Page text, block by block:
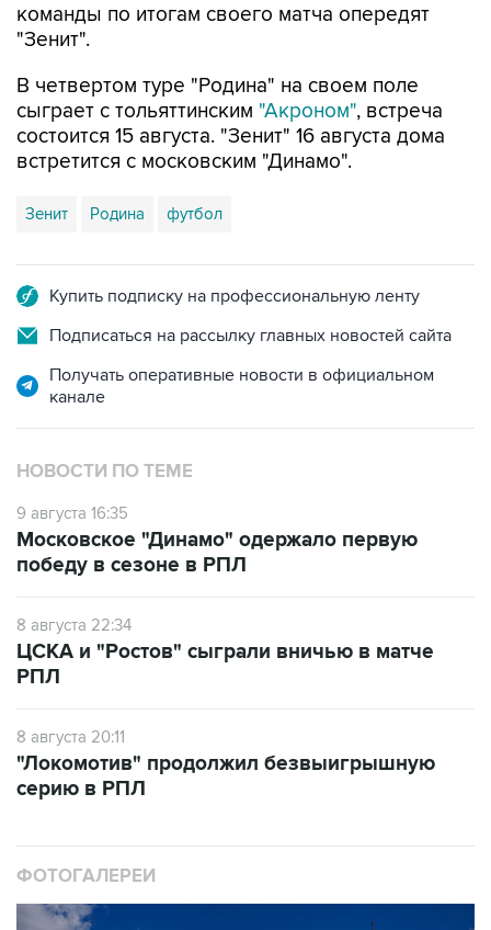
команды по итогам своего матча опередят
"Зенит".
В четвертом туре "Родина" на своем поле
сыграет с тольяттинским "Акроном", встреча
состоится 15 августа. "Зенит" 16 августа дома
встретится с московским "Динамо".
Зенит Родина футбол
Купить подписку на профессиональную ленту
Подписаться на рассылку главных новостей сайта
Получать оперативные новости в официальном
канале
НОВОСТИ ПО ТЕМЕ
9 августа 16:35
Московское "Динамо" одержало первую
победу в сезоне в РПЛ
8 августа 22:34
ЦСКА и "Ростов" сыграли вничью в матче
РПЛ
8 августа 20:11
"Локомотив" продолжил безвыигрышную
серию в РПЛ
ФОТОГАЛЕРЕИ